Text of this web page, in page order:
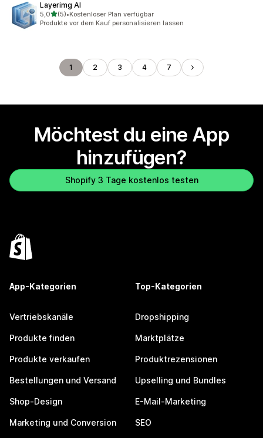
Layerimg AI
5,0von 5 Sternen
(5)
5 Rezensionen insgesamt
•Kostenloser Plan verfügbar
Produkte vor dem Kauf personalisieren lassen
1 2 3 4 7
Möchtest du eine App
hinzufügen?
Shopify 3 Tage kostenlos testen
App-Kategorien
Vertriebskanäle
Produkte finden
Produkte verkaufen
Bestellungen und Versand
Shop-Design
Marketing und Conversion
Top-Kategorien
Dropshipping
Marktplätze
Produktrezensionen
Upselling und Bundles
E-Mail-Marketing
SEO